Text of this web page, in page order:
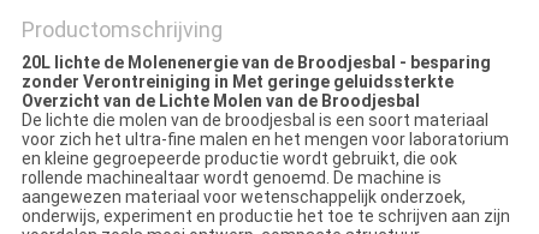
Productomschrijving
20L lichte de Molenenergie van de Broodjesbal - besparing
zonder Verontreiniging in Met geringe geluidssterkte
Overzicht van de Lichte Molen van de Broodjesbal
De lichte die molen van de broodjesbal is een soort materiaal
voor zich het ultra-fine malen en het mengen voor laboratorium
en kleine gegroepeerde productie wordt gebruikt, die ook
rollende machinealtaar wordt genoemd. De machine is
aangewezen materiaal voor wetenschappelijk onderzoek,
onderwijs, experiment en productie het toe te schrijven aan zijn